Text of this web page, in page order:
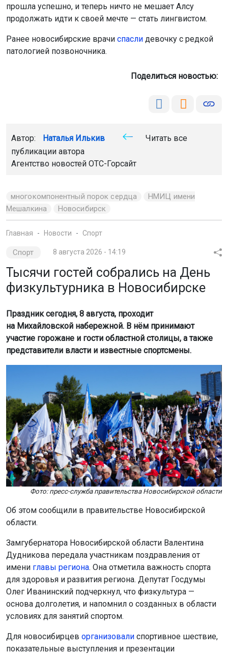
прошла успешно, и теперь ничто не мешает Алсу
продолжать идти к своей мечте — стать лингвистом.
Ранее новосибирские врачи спасли девочку с редкой
патологией позвоночника.
Поделиться новостью:
Автор: Наталья Илькив
Читать все
публикации автора
Агентство новостей ОТС-Горсайт
многокомпонентный порок сердца
НМИЦ имени
Мешалкина
Новосибирск
Главная Новости Спорт
Спорт 8 августа 2026 - 14:19
Тысячи гостей собрались на День
физкультурника в Новосибирске
Праздник сегодня, 8 августа, проходит
на Михайловской набережной. В нём принимают
участие горожане и гости областной столицы, а также
представители власти и известные спортсмены.
Фото: пресс-служба правительства Новосибирской области
Об этом сообщили в правительстве Новосибирской
области.
Замгубернатора Новосибирской области Валентина
Дудникова передала участникам поздравления от
имени главы региона. Она отметила важность спорта
для здоровья и развития региона. Депутат Госдумы
Олег Иванинский подчеркнул, что физкультура —
основа долголетия, и напомнил о созданных в области
условиях для занятий спортом.
Для новосибирцев организовали спортивное шествие,
показательные выступления и презентации